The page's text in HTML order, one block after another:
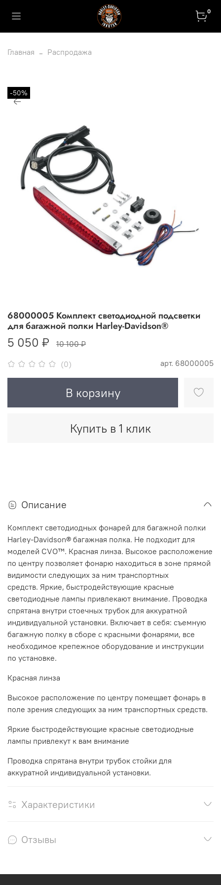
0
Главная Распродажа
-50%
(0) арт. 68000005
68000005 Комплект светодиодной подсветки
для багажной полки Harley-Davidson®
5 050 ₽ 10 100 ₽
В корзину
Купить в 1 клик
Описание
Комплект светодиодных фонарей для багажной полки
Harley-Davidson® багажная полка. Не подходит для
моделей CVO™. Красная линза. Высокое расположение
по центру позволяет фонарю находиться в зоне прямой
видимости следующих за ним транспортных
средств. Яркие, быстродействующие красные
светодиодные лампы привлекают внимание. Проводка
спрятана внутри стоечных трубок для аккуратной
индивидуальной установки. Включает в себя: съемную
багажную полку в сборе с красными фонарями, все
необходимое крепежное оборудование и инструкции
по установке.
Красная линза
Высокое расположение по центру помещает фонарь в
поле зрения следующих за ним транспортных средств.
Яркие быстродействующие красные светодиодные
лампы привлекут к вам внимание
Проводка спрятана внутри трубок стойки для
аккуратной индивидуальной установки.
Характеристики
Отзывы